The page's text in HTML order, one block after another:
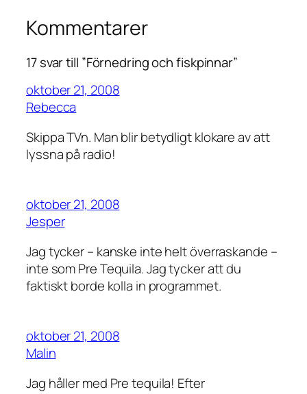
Kommentarer
17 svar till ”Förnedring och fiskpinnar”
oktober 21, 2008
Rebecca
Skippa TVn. Man blir betydligt klokare av att
lyssna på radio!
oktober 21, 2008
Jesper
Jag tycker – kanske inte helt överraskande –
inte som Pre Tequila. Jag tycker att du
faktiskt borde kolla in programmet.
oktober 21, 2008
Malin
Jag håller med Pre tequila! Efter